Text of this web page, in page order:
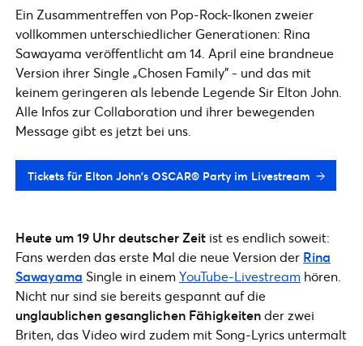
Ein Zusammentreffen von Pop-Rock-Ikonen zweier
vollkommen unterschiedlicher Generationen: Rina
Sawayama veröffentlicht am 14. April eine brandneue
Version ihrer Single „Chosen Family" - und das mit
keinem geringeren als lebende Legende Sir Elton John.
Alle Infos zur Collaboration und ihrer bewegenden
Message gibt es jetzt bei uns.
Tickets für Elton John's OSCAR® Party im Livestream
Heute um 19 Uhr deutscher Zeit ist es endlich soweit:
Fans werden das erste Mal die neue Version der Rina
Sawayama Single in einemYouTube-Livestream hören.
Nicht nur sind sie bereits gespannt auf die
unglaublichen gesanglichen Fähigkeitender zwei
Briten, das Video wird zudem mit Song-Lyrics untermalt